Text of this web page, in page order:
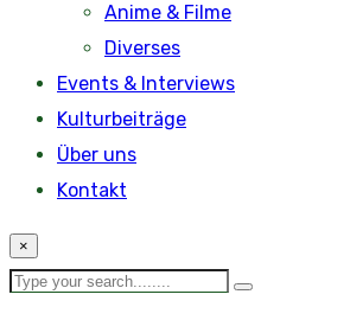
Anime & Filme
Diverses
Events & Interviews
Kulturbeiträge
Über uns
Kontakt
×